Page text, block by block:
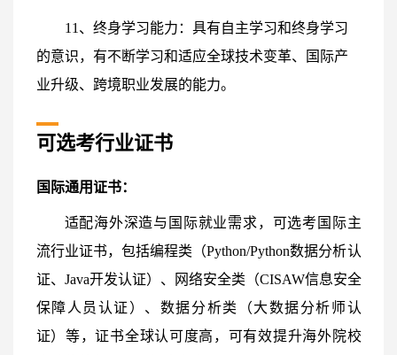
11、终身学习能力：具有自主学习和终身学习
的意识，有不断学习和适应全球技术变革、国际产
业升级、跨境职业发展的能力。
可选考行业证书
国际通用证书：
适配海外深造与国际就业需求，可选考国际主
流行业证书，包括编程类（Python/Python数据分析认
证、Java开发认证）、网络安全类（CISAW信息安全
保障人员认证）、数据分析类（大数据分析师认
证）等，证书全球认可度高，可有效提升海外院校